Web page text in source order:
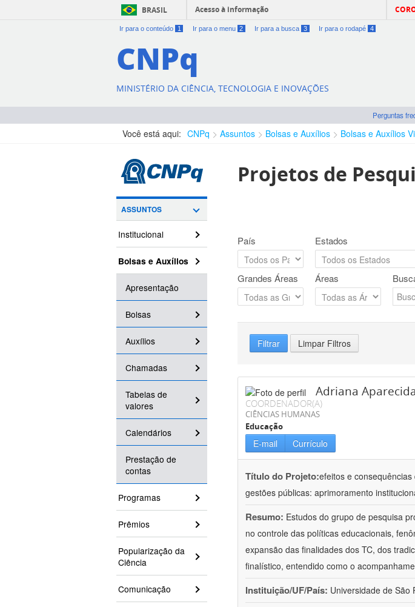
BRASIL Acesso à informação
Ir para o conteúdo 1 Ir para o menu 2 Ir para a busca 3 Ir para o rodapé 4
CNPq
MINISTÉRIO DA CIÊNCIA, TECNOLOGIA E INOVAÇÕES
Perguntas
Você está aqui: CNPq Assuntos Bolsas e Auxílios Bolsas e Auxílios
ASSUNTOS
Institucional
Bolsas e Auxílios
Apresentação
Bolsas
Auxílios
Chamadas
Tabelas de
valores
Calendários
Prestação de
contas
Programas
Prêmios
Popularização da
Ciência
Comunicação
Projetos de
País Estados
Grandes Áreas Áreas
Filtrar Limpar Filtros
Adriana
COORDENADOR(A)
CIÊNCIAS HUMANAS
Educação
E-mail Currículo
Título do Projeto:efeitos e
gestões públicas: aprimoramento
Resumo: Estudos do grupo de pesquisa
no controle das políticas educacionais,
expansão das finalidades dos TC, dos
finalístico, entendido como o
Instituição/UF/País: Universidade de São